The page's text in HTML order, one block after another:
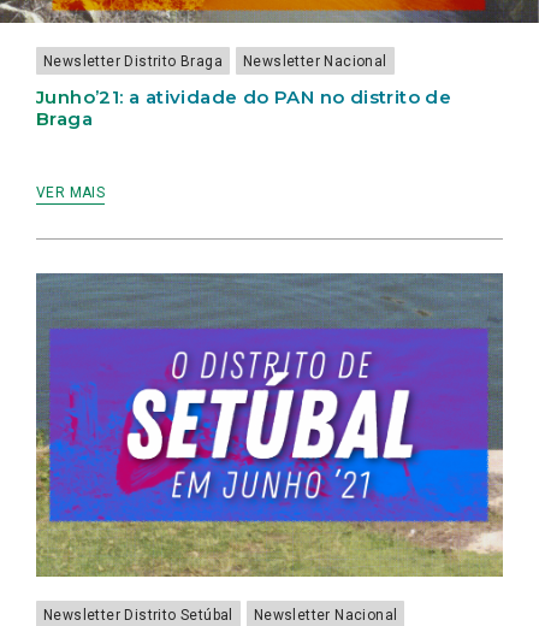
Newsletter Distrito Braga Newsletter Nacional
Junho’21: a atividade do PAN no distrito de
Braga
VER MAIS
Newsletter Distrito Setúbal Newsletter Nacional